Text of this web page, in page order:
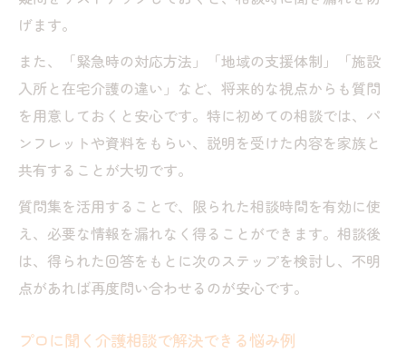
げます。
また、「緊急時の対応方法」「地域の支援体制」「施設
入所と在宅介護の違い」など、将来的な視点からも質問
を用意しておくと安心です。特に初めての相談では、パ
ンフレットや資料をもらい、説明を受けた内容を家族と
共有することが大切です。
質問集を活用することで、限られた相談時間を有効に使
え、必要な情報を漏れなく得ることができます。相談後
は、得られた回答をもとに次のステップを検討し、不明
点があれば再度問い合わせるのが安心です。
プロに聞く介護相談で解決できる悩み例